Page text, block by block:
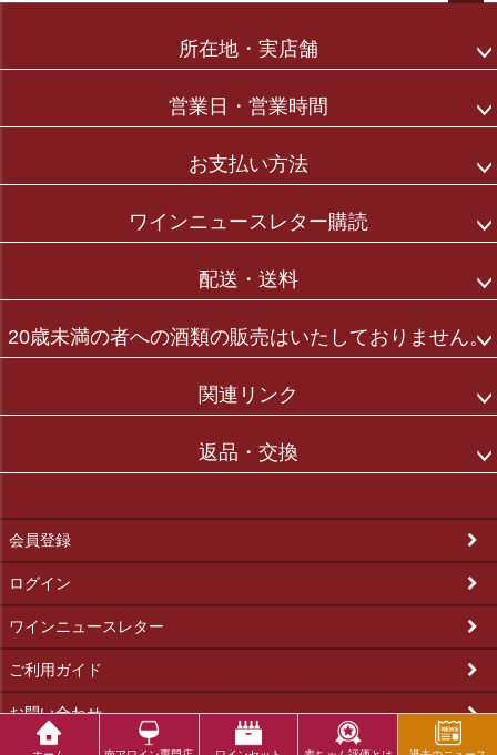
所在地・実店舗
営業日・営業時間
お支払い方法
ワインニュースレター購読
配送・送料
20歳未満の者への酒類の販売はいたしておりません。
関連リンク
返品・交換
会員登録
ログイン
ワインニュースレター
ご利用ガイド
お問い合わせ
©2019 vinvin All Rights Reserved.